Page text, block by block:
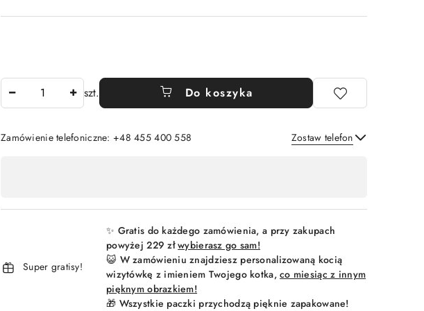
szt. Do koszyka
Zamówienie telefoniczne: +48 455 400 558 Zostaw telefon
płatność
dostawa
Super gratisy!
✨ Gratis do każdego zamówienia, a przy zakupach
powyżej 229 złwybierasz go sam!
😺 W zamówieniu znajdziesz personalizowaną kocią
wizytówkę z imieniem Twojego kotka,co miesiąc z innym
pięknym obrazkiem!
🎁 Wszystkie paczki przychodzą pięknie zapakowane!